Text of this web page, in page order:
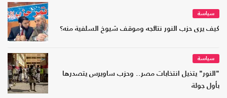
سياسة
كيف يرى حزب النور نتائجه وموقف شيوخ السلفية منه؟
سياسة
"النور" يتذيل انتخابات مصر.. وحزب ساويرس يتصدرها
بأول جولة